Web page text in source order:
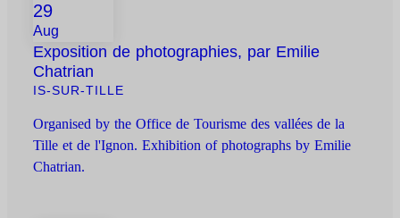
29
Aug
Exposition de photographies, par Emilie
Chatrian
IS-SUR-TILLE
Organised by the Office de Tourisme des vallées de la
Tille et de l'Ignon. Exhibition of photographs by Emilie
Chatrian.